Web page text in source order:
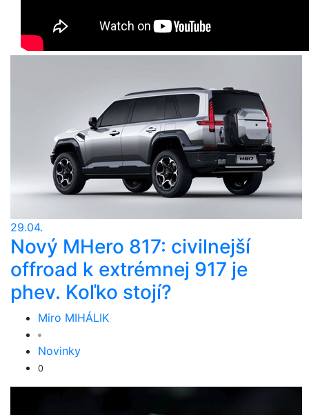
29.04.
Nový MHero 817: civilnejší
offroad k extrémnej 917 je
phev. Koľko stojí?
Miro MIHÁLIK
Novinky
0